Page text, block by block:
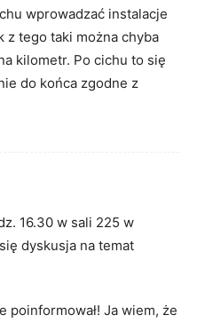
wprowadzać instalacje
z tego taki można chyba
kilometr. Po cichu to się
do końca zgodne z
16.30 w sali 225 w
dyskusja na temat
poinformował! Ja wiem, że